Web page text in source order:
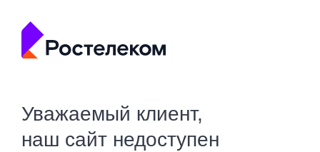
Уважаемый клиент,
наш сайт недоступен